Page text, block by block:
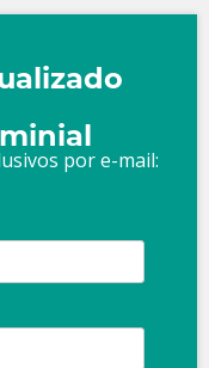
por e-mail: